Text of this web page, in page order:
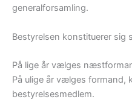
generalforsamling.
Bestyrelsen konstituerer sig
På lige år vælges
På ulige år vælges formand,
bestyrelsesmedlem.